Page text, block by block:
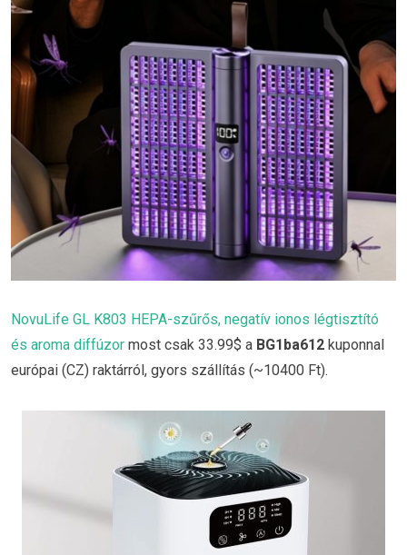
NovuLife GL K803 HEPA-szűrős, negatív ionos légtisztító
és aroma diffúzor most csak 33.99$ a BG1ba612 kuponnal
európai (CZ) raktárról, gyors szállítás (~10400 Ft).